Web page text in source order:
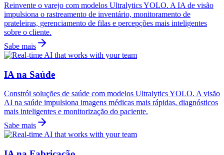
Reinvente o varejo com modelos Ultralytics YOLO. A IA de visão
impulsiona o rastreamento de inventário, monitoramento de
prateleiras, gerenciamento de filas e percepções mais inteligentes
sobre o cliente.
Sabe mais
IA na Saúde
Constrói soluções de saúde com modelos Ultralytics YOLO. A visão
AI na saúde impulsiona imagens médicas mais rápidas, diagnósticos
mais inteligentes e monitorização do paciente.
Sabe mais